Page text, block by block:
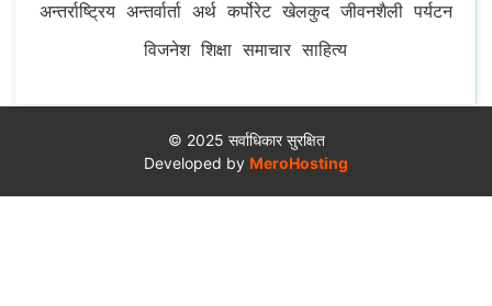
अन्तर्राष्ट्रिय अन्तर्वार्ता अर्थ कर्पोरेट खेलकुद जीवनशैली पर्यटन
विजनेश शिक्षा समाचार साहित्य
© 2025 सर्वाधिकार सुरक्षित
Developed by MeroHosting